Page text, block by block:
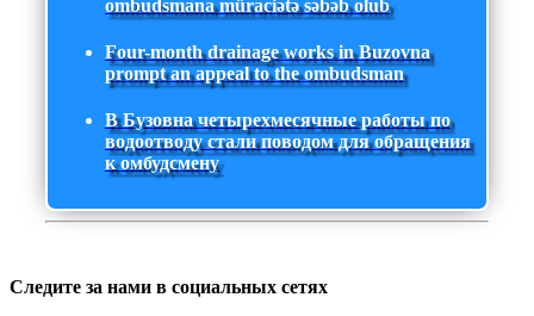
ombudsmana müraciətə səbəb olub
Four-month drainage works in Buzovna
prompt an appeal to the ombudsman
В Бузовна четырехмесячные работы по
водоотводу стали поводом для обращения
к омбудсмену
Следите за нами в социальных сетях